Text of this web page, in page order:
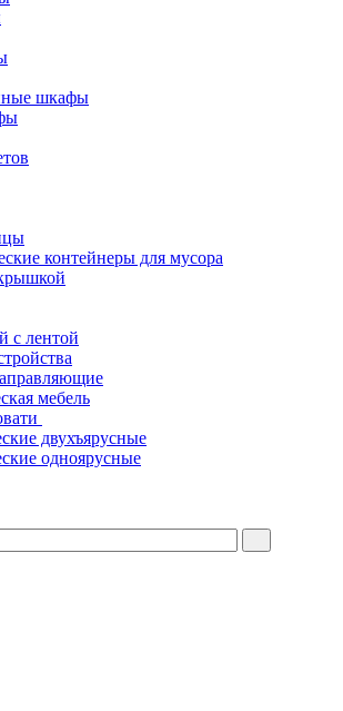
шкафы
контейнеры для мусора
с лентой
мебель
двухъярусные
одноярусные